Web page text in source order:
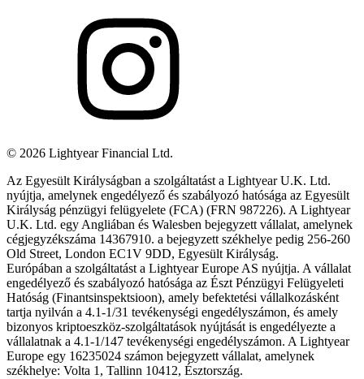
© 2026 Lightyear Financial Ltd.
Az Egyesült Királyságban a szolgáltatást a Lightyear U.K. Ltd.
nyújtja, amelynek engedélyező és szabályozó hatósága az Egyesült
Királyság pénzügyi felügyelete (FCA) (FRN 987226). A Lightyear
U.K. Ltd. egy Angliában és Walesben bejegyzett vállalat, amelynek
cégjegyzékszáma 14367910. a bejegyzett székhelye pedig 256-260
Old Street, London EC1V 9DD, Egyesült Királyság.
Európában a szolgáltatást a Lightyear Europe AS nyújtja. A vállalat
engedélyező és szabályozó hatósága az Észt Pénzügyi Felügyeleti
Hatóság (Finantsinspektsioon), amely befektetési vállalkozásként
tartja nyilván a 4.1-1/31 tevékenységi engedélyszámon, és amely
bizonyos kriptoeszköz-szolgáltatások nyújtását is engedélyezte a
vállalatnak a 4.1-1/147 tevékenységi engedélyszámon. A Lightyear
Europe egy 16235024 számon bejegyzett vállalat, amelynek
székhelye: Volta 1, Tallinn 10412, Észtország.